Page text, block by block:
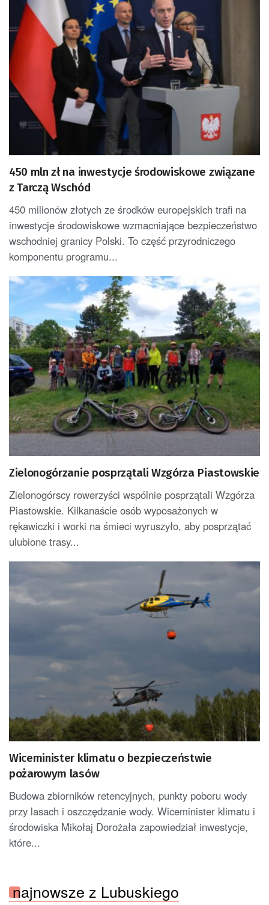
450 mln zł na inwestycje środowiskowe związane
z Tarczą Wschód
450 milionów złotych ze środków europejskich trafi na
inwestycje środowiskowe wzmacniające bezpieczeństwo
wschodniej granicy Polski. To część przyrodniczego
komponentu programu...
Zielonogórzanie posprzątali Wzgórza Piastowskie
Zielonogórscy rowerzyści wspólnie posprzątali Wzgórza
Piastowskie. Kilkanaście osób wyposażonych w
rękawiczki i worki na śmieci wyruszyło, aby posprzątać
ulubione trasy...
Wiceminister klimatu o bezpieczeństwie
pożarowym lasów
Budowa zbiorników retencyjnych, punkty poboru wody
przy lasach i oszczędzanie wody. Wiceminister klimatu i
środowiska Mikołaj Dorożała zapowiedział inwestycje,
które...
najnowsze z Lubuskiego